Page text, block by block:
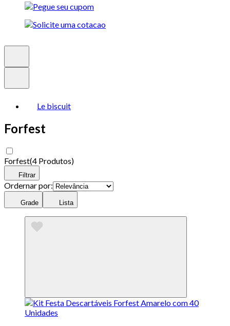
Le biscuit
Forfest
Forfest(4 Produtos)
Filtrar
Ordernar por:
Grade Lista